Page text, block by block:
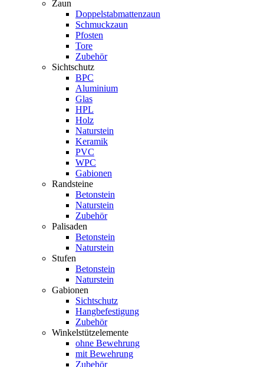
Zaun
Doppelstabmattenzaun
Schmuckzaun
Pfosten
Tore
Zubehör
Sichtschutz
BPC
Aluminium
Glas
HPL
Holz
Naturstein
Keramik
PVC
WPC
Gabionen
Randsteine
Betonstein
Naturstein
Zubehör
Palisaden
Betonstein
Naturstein
Stufen
Betonstein
Naturstein
Gabionen
Sichtschutz
Hangbefestigung
Zubehör
Winkelstützelemente
ohne Bewehrung
mit Bewehrung
Zubehör